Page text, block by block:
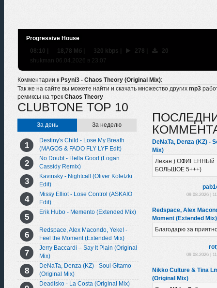
Progressive House
08:10 | 18,78 Мб | 320 kbps | 278 |
20
shukman 06.04.2026 в 23:07
Комментарии к Psyni3 - Chaos Theory (Original Mix):
Так же на сайте вы можете найти и скачать множество других mp3
ремиксы на трек Chaos Theory
CLUBTONE TOP 10
За день За неделю
Destiny's Child - Lose My Breath
(MAGOS & FADO FLY LYF Edit)
No Doubt - Hella Good (Logan
Cassidy Remix)
Kavinsky - Nightcall (Oliver Koletzki
Edit)
Missy Elliot - Lose Control (ASKAIO
Edit)
Erik Hubo - Memento (Extended Mix)
Redspace, Alex Macondo, Yeke! -
Feel the Moment (Extended Mix)
Jerry Baccardi – Say It Plain (Original
Mix)
DeNaTa, Denza (KZ) - Soul Gitamo
(Original Mix)
Deadisko - La Costa (Original Mix)
DeNaTa, Denza (KZ) -
Mix)
Лёхан ) ОФИГЕННЫй
БОЛЬШОЕ 5+++)
09.08.2026 |
Redspace, Alex
Moment (Extended Mix)
Благодарю за
09.08.2026 |
Nikko Culture & Tina
(Original Mix)